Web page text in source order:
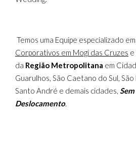
Temos uma Equipe especializado em
Corporativos em Mogi das Cruzes e
da Região Metropolitana em
Guarulhos, São Caetano do Sul,
Santo André e demais cidades,
Deslocamento.